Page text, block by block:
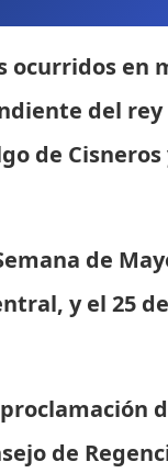
ocurridos en
del rey
de Cisneros
de
y el 25
de